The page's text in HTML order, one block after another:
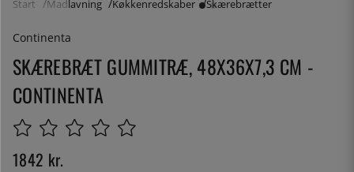
Start Madlavning Køkkenredskaber Skærebrætter
Continenta
SKÆREBRÆT GUMMITRÆ, 48X36X7,3 CM -
CONTINENTA
1842 kr.